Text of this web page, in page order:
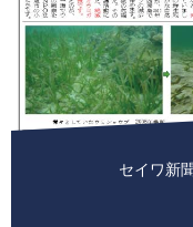
セイワ新